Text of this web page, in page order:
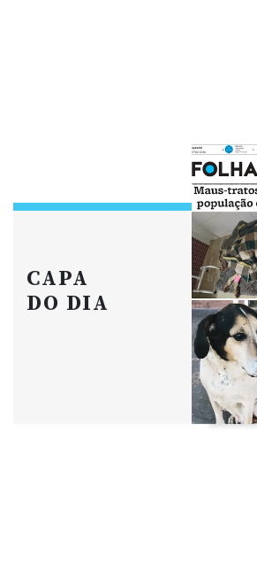
CAPA
DO DIA